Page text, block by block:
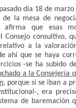
día 18 de
la mesa de
afirma que esas
Consejo consultivo,
a la
ahí que se haya
-se ha subido
a la
, porque si se iban a
, era
de baremación